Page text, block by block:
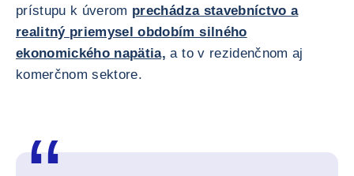
prístupu k úverom prechádza stavebníctvo a
realitný priemysel obdobím silného
ekonomického napätia, a to v rezidenčnom aj
komerčnom sektore.